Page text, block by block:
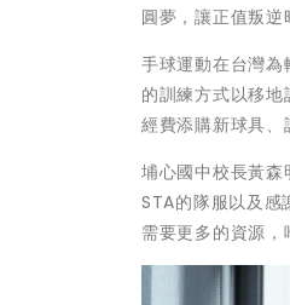
圓夢，讓正值叛逆
手球運動在台灣
的訓練方式以移
經費添購新球具
埔心國中校長黃
STA的隊服以及感
需要更多的資源，